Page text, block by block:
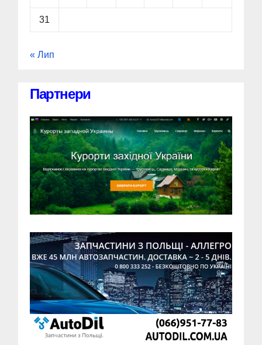
31
« Лип
Партнери